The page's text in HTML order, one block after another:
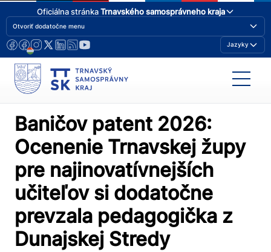
Oficiálna stránkaTrnavského samosprávneho kraja
Otvoriť dodatočne menu
Jazyky
Baničov patent 2026:
Ocenenie Trnavskej župy
pre najinovatívnejších
učiteľov si dodatočne
prevzala pedagogička z
Dunajskej Stredy